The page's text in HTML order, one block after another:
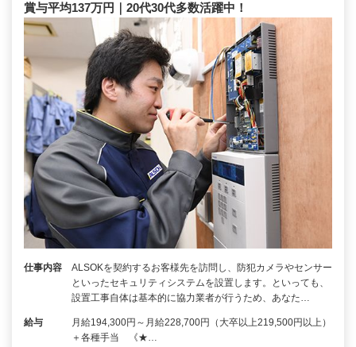
賞与平均137万円｜20代30代多数活躍中！
仕事内容
ALSOKを契約するお客様先を訪問し、防犯カメラやセンサー
といったセキュリティシステムを設置します。といっても、
設置工事自体は基本的に協力業者が行うため、あなた…
給与
月給194,300円～月給228,700円（大卒以上219,500円以上）
＋各種手当 《★…